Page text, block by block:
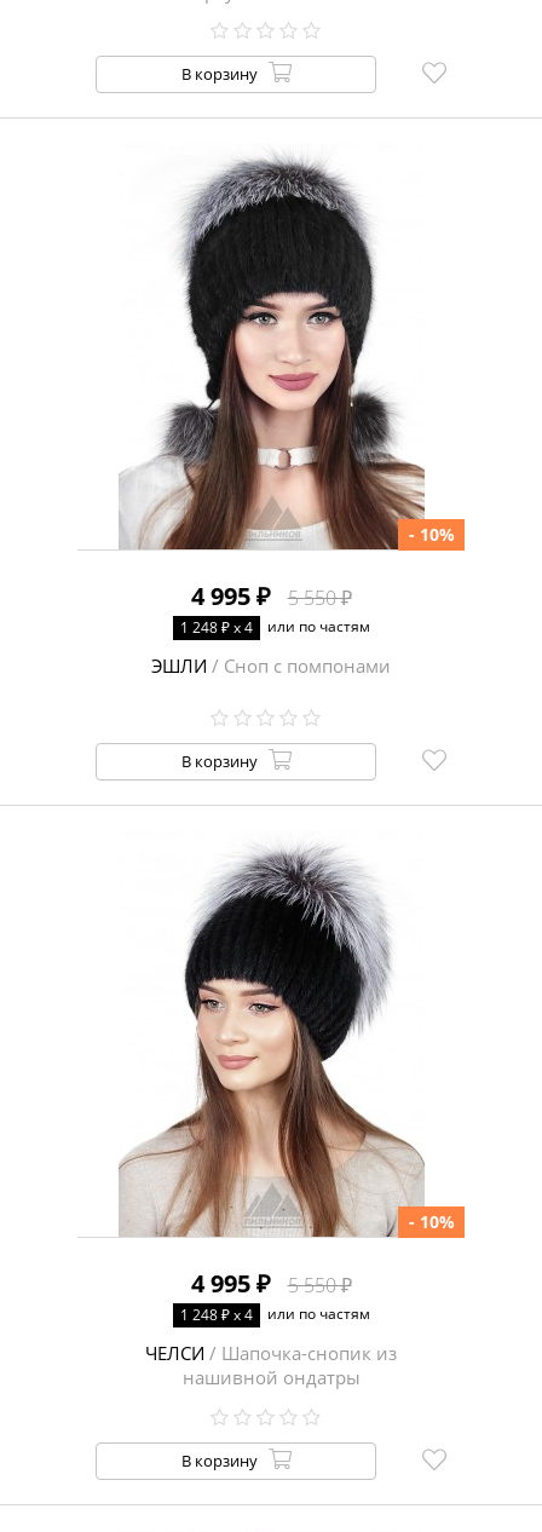
В корзину
4 995 ₽ 5 550 ₽
- 10%
1 248 ₽ x 4 или по частям
ЭШЛИ / Сноп с помпонами
В корзину
4 995 ₽ 5 550 ₽
- 10%
1 248 ₽ x 4 или по частям
ЧЕЛСИ / Шапочка-снопик из
нашивной ондатры
В корзину